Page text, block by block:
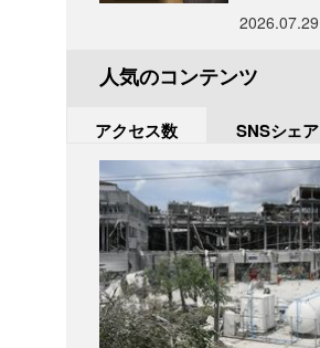
2026.07.29
人気のコンテンツ
アクセス数 SNSシェア